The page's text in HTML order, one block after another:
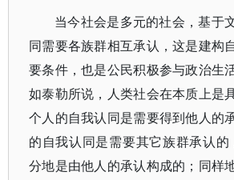
当今社会是多元的社会，基于
同需要各族群相互承认，这是建构
要条件，也是公民积极参与政治生
如泰勒所说，人类社会在本质上是
个人的自我认同是需要得到他人的
的自我认同是需要其它族群承认
分地是由他人的承认构成的；同样